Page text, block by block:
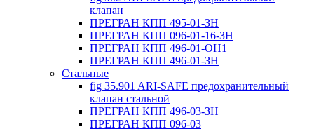
клапан
ПРЕГРАН КПП 495-01-ЗН
ПРЕГРАН КПП 096-01-16-ЗН
ПРЕГРАН КПП 496-01-ОН1
ПРЕГРАН КПП 496-01-ЗН
Стальные
fig 35.901 ARI-SAFE предохранительный
клапан стальной
ПРЕГРАН КПП 496-03-ЗН
ПРЕГРАН КПП 096-03